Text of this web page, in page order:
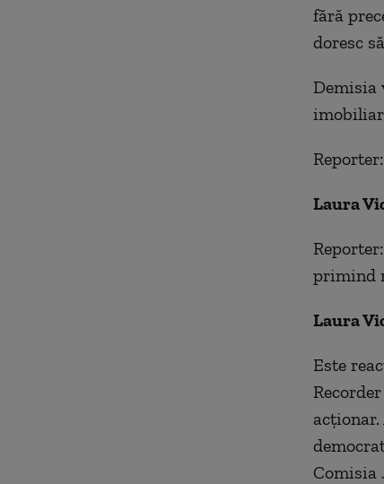
fără
doresc
Demisia
imobiliar
Laura
primind
Laura
Este
Comisia